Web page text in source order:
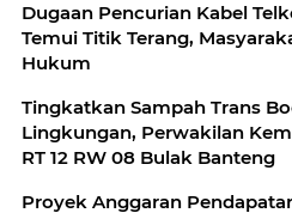
Dugaan Pencurian Kabel
Temui Titik Terang,
Hukum
Tingkatkan Sampah Trans
Lingkungan, Perwakilan
RT 12 RW 08 Bulak Banteng
Proyek Anggaran